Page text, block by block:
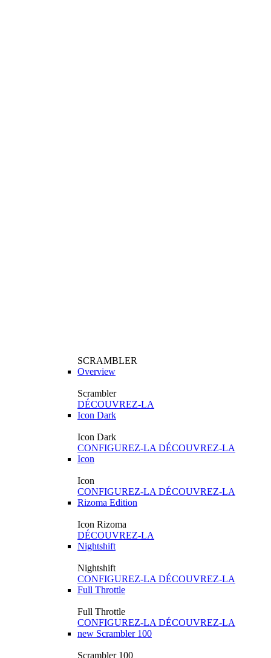
SCRAMBLER
Overview
Scrambler
DÉCOUVREZ-LA
Icon Dark
Icon Dark
CONFIGUREZ-LA DÉCOUVREZ-LA
Icon
Icon
CONFIGUREZ-LA DÉCOUVREZ-LA
Rizoma Edition
Icon Rizoma
DÉCOUVREZ-LA
Nightshift
Nightshift
CONFIGUREZ-LA DÉCOUVREZ-LA
Full Throttle
Full Throttle
CONFIGUREZ-LA DÉCOUVREZ-LA
new Scrambler 100
Scrambler 100